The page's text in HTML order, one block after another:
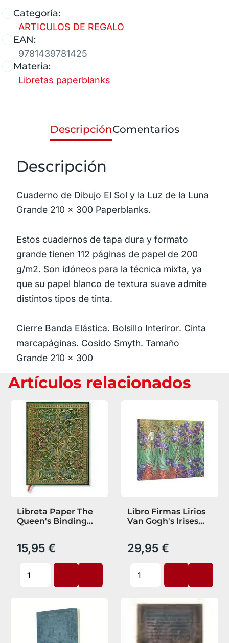
Categoría:
ARTICULOS DE REGALO
EAN:
9781439781425
Materia:
Libretas paperblanks
DescripciónComentarios
Descripción
Cuaderno de Dibujo El Sol y la Luz de la Luna
Grande 210 × 300 Paperblanks.
Estos cuadernos de tapa dura y formato
grande tienen 112 páginas de papel de 200
g/m2. Son idóneos para la técnica mixta, ya
que su papel blanco de textura suave admite
distintos tipos de tinta.
Cierre Banda Elástica. Bolsillo Interiror. Cinta
marcapáginas. Cosido Smyth. Tamaño
Grande 210 × 300
Artículos relacionados
Libreta Paper The
Queen's Binding
15,95 €
Libro Firmas Lirios
Van Gogh's Irises
29,95 €